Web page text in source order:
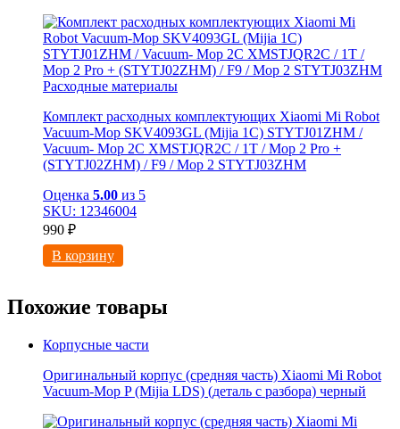
Расходные материалы
Комплект расходных комплектующих Xiaomi Mi Robot
Vacuum-Mop SKV4093GL (Mijia 1C) STYTJ01ZHM /
Vacuum- Mop 2C XMSTJQR2C / 1T / Mop 2 Pro +
(STYTJ02ZHM) / F9 / Mop 2 STYTJ03ZHM
Оценка 5.00 из 5
SKU: 12346004
990 ₽
В корзину
Похожие товары
Корпусные части
Оригинальный корпус (средняя часть) Xiaomi Mi Robot
Vacuum-Mop P (Mijia LDS) (деталь с разбора) черный